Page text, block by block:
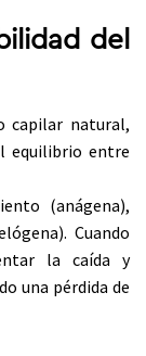
del
capilar natural,
equilibrio entre
(anágena),
Cuando
la caída y
una pérdida de